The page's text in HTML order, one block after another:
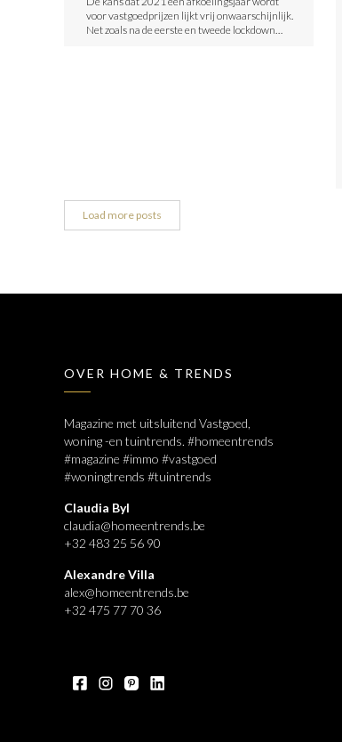
voor vastgoedprijzen lijkt vrij onwaarschijnlijk.
Net zoals na de eerste en tweede lockdown…
Load more posts
OVER HOME & TRENDS
Magazine met uitsluitend Vastgoed,
woning -en tuintrends. #homeentrends
#magazine #immo #vastgoed
#woningtrends #tuintrends
Claudia Byl
claudia@homeentrends.be
+32 483 25 56 90
Alexandre Villa
alex@homeentrends.be
+32 475 77 70 36